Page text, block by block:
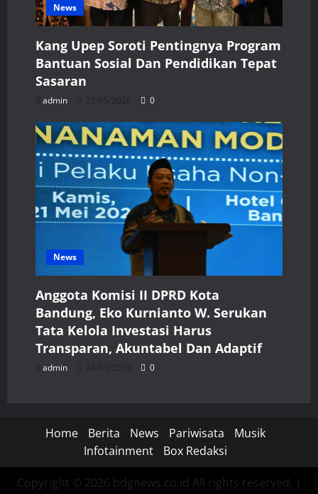
News
Kang Upep Soroti Pentingnya Program
Bantuan Sosial Dan Pendidikan Tepat
Sasaran
admin 25/05/2026 0
News
Anggota Komisi II DPRD Kota
Bandung, Eko Kurnianto W. Serukan
Tata Kelola Investasi Harus
Transparan, Akuntabel Dan Adaptif
admin 24/05/2026 0
Home Berita News Pariwisata
Musik
Infotainment
Box Redaksi
Copyright © 2026 bdgnews.co.id All rights reserved. |